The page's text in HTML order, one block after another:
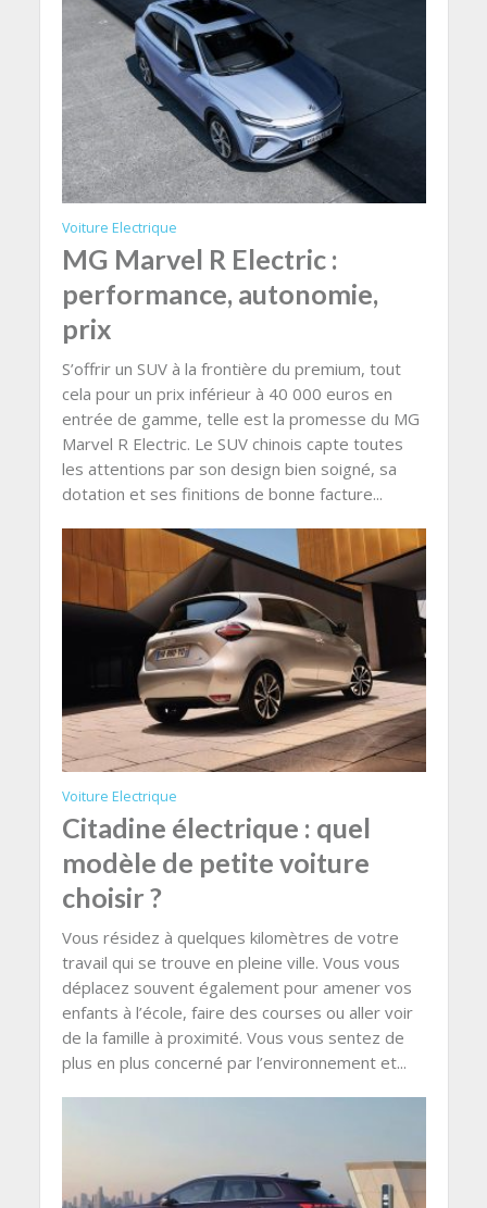
Voiture Electrique
MG Marvel R Electric :
performance, autonomie,
prix
S’offrir un SUV à la frontière du premium, tout
cela pour un prix inférieur à 40 000 euros en
entrée de gamme, telle est la promesse du MG
Marvel R Electric. Le SUV chinois capte toutes
les attentions par son design bien soigné, sa
dotation et ses finitions de bonne facture...
Voiture Electrique
Citadine électrique : quel
modèle de petite voiture
choisir ?
Vous résidez à quelques kilomètres de votre
travail qui se trouve en pleine ville. Vous vous
déplacez souvent également pour amener vos
enfants à l’école, faire des courses ou aller voir
de la famille à proximité. Vous vous sentez de
plus en plus concerné par l’environnement et...